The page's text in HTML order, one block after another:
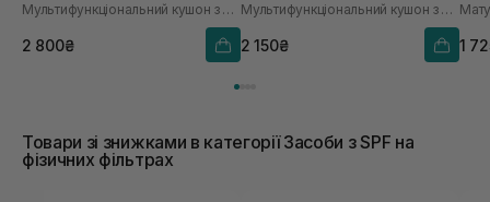
Мультифункціональний кушон з полінуклеотидами
2 800₴
Мультифункціональний кушон з полінуклеотидами
2 150₴
мл
1
Товари зі знижками в категорії Засоби з SPF на
фізичних фільтрах